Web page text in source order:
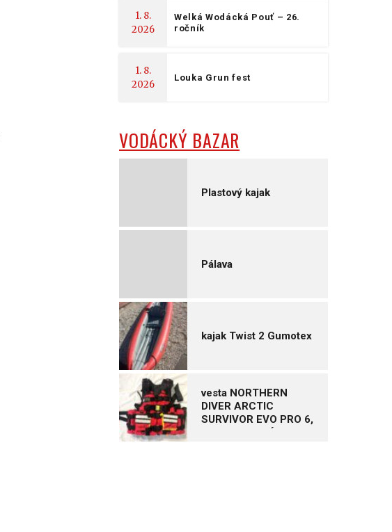
1. 8.
2026
Welká Wodácká Pouť – 26.
ročník
1. 8.
2026
Louka Grun fest
VODÁCKÝ BAZAR
Plastový kajak
Pálava
kajak Twist 2 Gumotex
vesta NORTHERN
DIVER ARCTIC
SURVIVOR EVO PRO 6,
vel. XL – NOVÁ